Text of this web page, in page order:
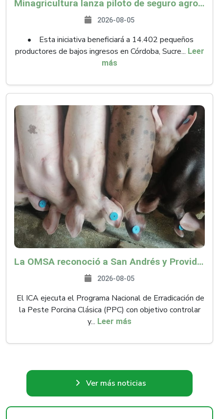
Minagricultura lanza piloto de seguro agropecuario por $9.625 millones para proteger a más de 14.000 pequeños productores contra riesgos del Fenómeno de El Niño
2026-08-05
• Esta iniciativa beneficiará a 14.402 pequeños
productores de bajos ingresos en Córdoba, Sucre... Leer
más
La OMSA reconoció a San Andrés y Providencia como zona libre de Peste Porcina Clásica (PPC)
2026-08-05
El ICA ejecuta el Programa Nacional de Erradicación de
la Peste Porcina Clásica (PPC) con objetivo controlar
y... Leer más
Ver más noticias